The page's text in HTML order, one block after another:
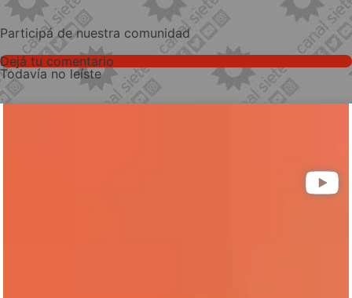
Participá de nuestra comunidad
Dejá tu comentario
Todavía no leíste